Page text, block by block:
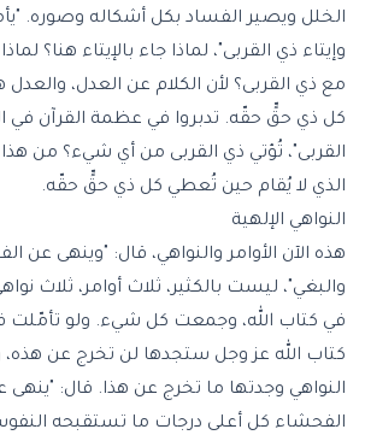
الخلل ويصير الفساد بكل أشكاله وصوره.
وإيتاء ذي القربى"، لماذا جاء بالإيتاء هنا؟
مع ذي القربى؟ لأن الكلام عن العدل، والعدل
كل ذي حقٍّ حقّه. تدبروا في عظمة القرآن في
القربى"، تُؤتي ذي القربى من أي شيء؟ من
الذي لا يُقام حين تُعطي كل ذي حقٍّ حقّه.
النواهي الإلهية
هذه الآن الأوامر والنواهي، قال: "وينهى عن
والبغي"، ليست بالكثير، ثلاث أوامر، ثلاث
في كتاب الله، وجمعت كل شيء. ولو تأمّلت
كتاب الله عز وجل ستجدها لن تخرج عن
النواهي وجدتها ما تخرج عن هذا. قال: "ينهى
الفحشاء كل أعلى درجات ما تستقبحه